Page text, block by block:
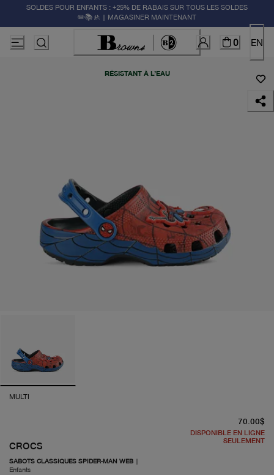
SOLDES POUR ENFANTS : +25% DE RABAIS SUR TOUS LES SOLDES
✏️📚🚸 | MAGASINER MAINTENANT
0 EN
RÉSISTANT À L’EAU
MULTI
CROCS
SABOTS CLASSIQUES SPIDER-MAN WEB |
Enfants
70.00$
DISPONIBLE EN LIGNE
SEULEMENT